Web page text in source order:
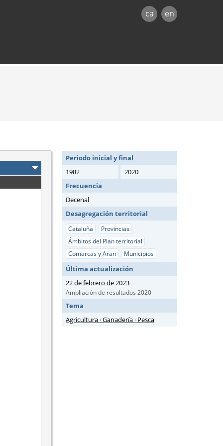
ca en
Periodo inicial y final
1982
2020
Frecuencia
Decenal
Desagregación territorial
Cataluña
Provincias
Ámbitos del Plan territorial
Comarcas y Aran
Municipios
Última actualización
22 de febrero de 2023
Ampliación de resultados 2020
Tema
Agricultura · Ganadería · Pesca